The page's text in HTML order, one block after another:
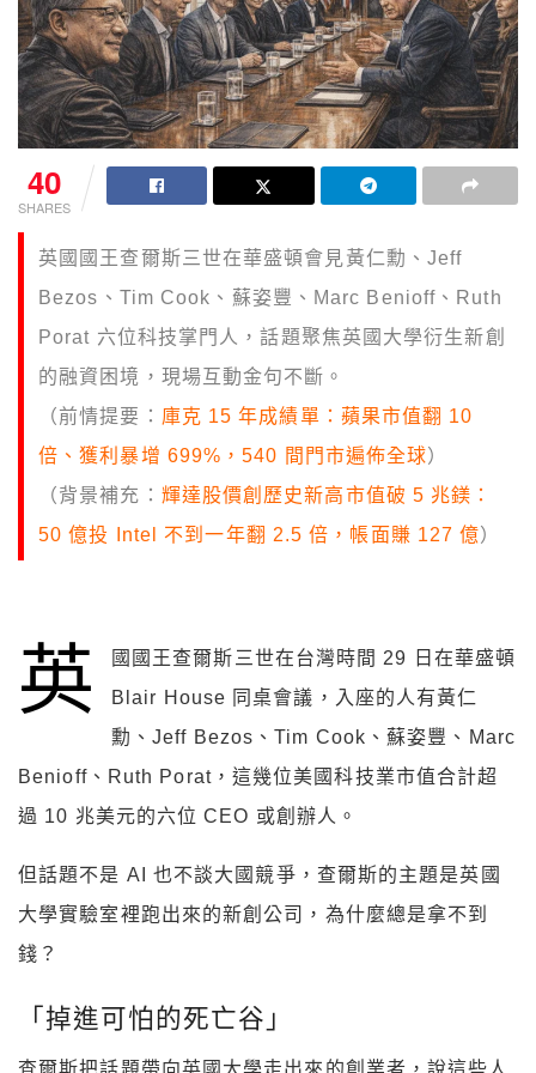
40
SHARES
英國國王查爾斯三世在華盛頓會見黃仁勳、Jeff
Bezos、Tim Cook、蘇姿豐、Marc Benioff、Ruth
Porat 六位科技掌門人，話題聚焦英國大學衍生新創
的融資困境，現場互動金句不斷。
（前情提要： 庫克 15 年成績單：蘋果市值翻 10
倍、獲利暴增 699%，540 間門市遍佈全球）
（背景補充： 輝達股價創歷史新高市值破 5 兆鎂：
50 億投 Intel 不到一年翻 2.5 倍，帳面賺 127 億）
英
國國王查爾斯三世在台灣時間 29 日在華盛頓
Blair House 同桌會議，入座的人有黃仁
勳、Jeff Bezos、Tim Cook、蘇姿豐、Marc
Benioff、Ruth Porat，這幾位美國科技業市值合計超
過 10 兆美元的六位 CEO 或創辦人。
但話題不是 AI 也不談大國競爭，查爾斯的主題是英國
大學實驗室裡跑出來的新創公司，為什麼總是拿不到
錢？
「掉進可怕的死亡谷」
查爾斯把話題帶向英國大學走出來的創業者，說這些人